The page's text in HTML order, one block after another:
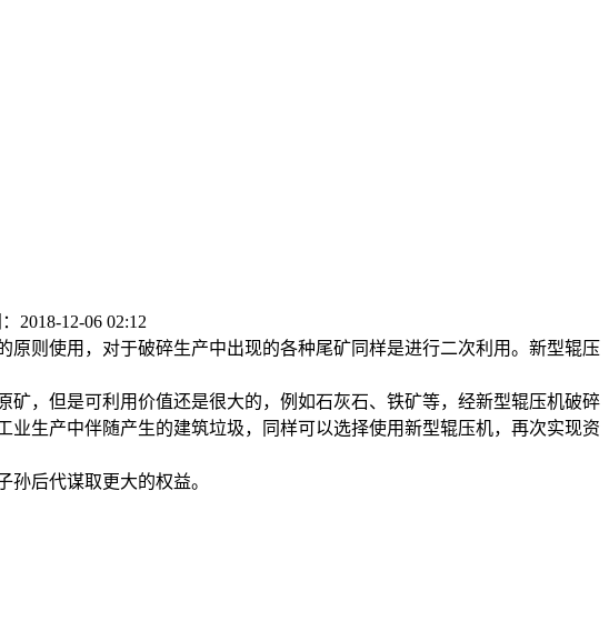
2018-12-06 02:12
则使用，对于破碎生产中出现的各种尾矿同样是进行二次利用。新型辊压
，但是可利用价值还是很大的，例如石灰石、铁矿等，经新型辊压机破碎
生产中伴随产生的建筑垃圾，同样可以选择使用新型辊压机，再次实现资
后代谋取更大的权益。